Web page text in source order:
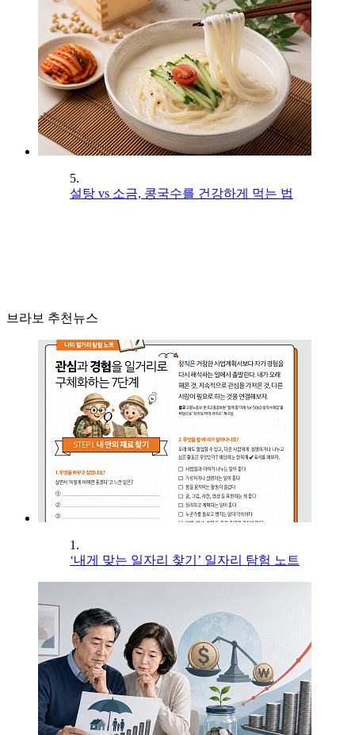
5.
설탕 vs 소금, 콩국수를 건강하게 먹는 법
브라보 추천뉴스
1.
‘내게 맞는 일자리 찾기’ 일자리 탐험 노트